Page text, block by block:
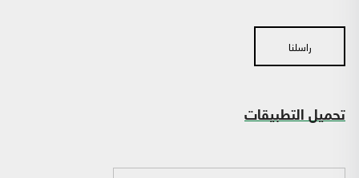
راسلنا
تحميل التطبيقات